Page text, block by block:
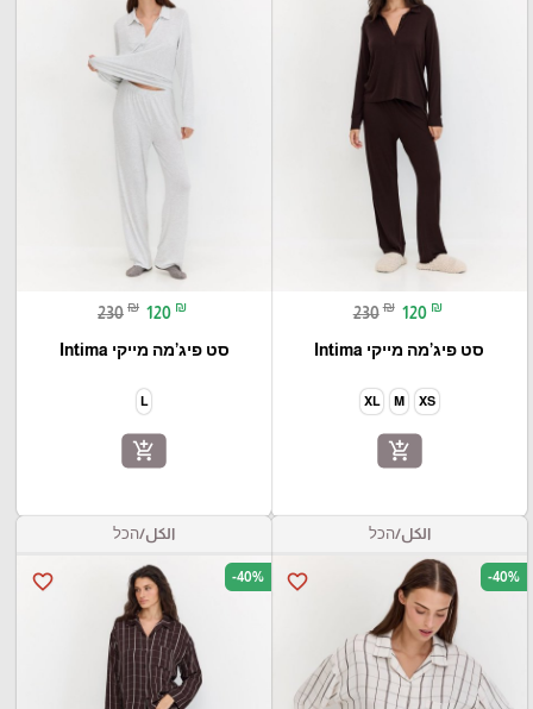
230 ₪ 120 ₪
סט פיג’מה מייקי Intima
XS
M
XL
add_shopping_cart
230 ₪ 120 ₪
סט פיג’מה מייקי Intima
L
add_shopping_cart
الكل/הכל
favorite_border -40%
الكل/הכל
favorite_border -40%